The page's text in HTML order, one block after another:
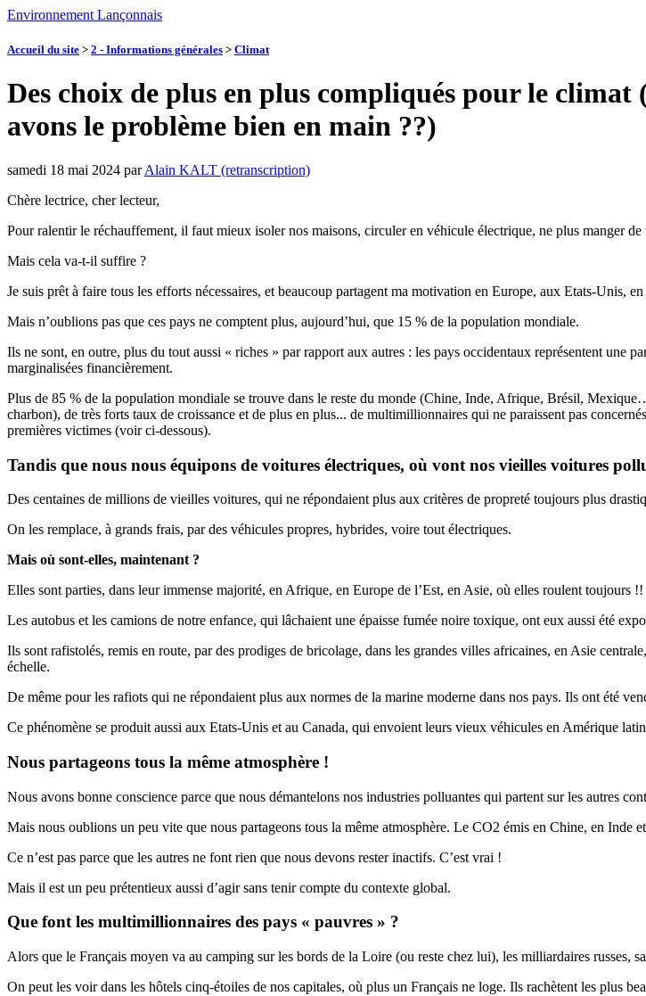
Environnement Lançonnais
Accueil du site > 2 - Informations générales > Climat
Des choix de plus en plus compliqués pour le
avons le problème bien en main ??)
samedi 18 mai 2024 parAlain KALT (retranscription)
Chère lectrice, cher lecteur,
Pour ralentir le réchauffement, il faut mieux isoler nos maisons, circuler en véhicule électrique, ne plus manger de
Mais cela va-t-il suffire ?
Je suis prêt à faire tous les efforts nécessaires, et beaucoup partagent ma motivation en Europe, aux Etats-Unis,
Mais n’oublions pas que ces pays ne comptent plus, aujourd’hui, que 15 % de la population mondiale.
Ils ne sont, en outre, plus du tout aussi « riches » par rapport aux autres : les pays occidentaux représentent une
marginalisées financièrement.
Plus de 85 % de la population mondiale se trouve dans le reste du monde (Chine, Inde, Afrique, Brésil,
charbon), de très forts taux de croissance et de plus en plus... de multimillionnaires qui ne paraissent pas
premières victimes (voir ci-dessous).
Tandis que nous nous équipons de voitures électriques, où vont nos vieilles voitures
Des centaines de millions de vieilles voitures, qui ne répondaient plus aux critères de propreté toujours plus
On les remplace, à grands frais, par des véhicules propres, hybrides, voire tout électriques.
Mais où sont-elles, maintenant ?
Elles sont parties, dans leur immense majorité, en Afrique, en Europe de l’Est, en Asie, où elles roulent toujours !!
Les autobus et les camions de notre enfance, qui lâchaient une épaisse fumée noire toxique, ont eux aussi été
Ils sont rafistolés, remis en route, par des prodiges de bricolage, dans les grandes villes africaines, en Asie
échelle.
De même pour les rafiots qui ne répondaient plus aux normes de la marine moderne dans nos pays. Ils ont été
Ce phénomène se produit aussi aux Etats-Unis et au Canada, qui envoient leurs vieux véhicules en Amérique
Nous partageons tous la même atmosphère !
Nous avons bonne conscience parce que nous démantelons nos industries polluantes qui partent sur les autres
Mais nous oublions un peu vite que nous partageons tous la même atmosphère. Le CO2 émis en Chine, en Inde
Ce n’est pas parce que les autres ne font rien que nous devons rester inactifs. C’est vrai !
Mais il est un peu prétentieux aussi d’agir sans tenir compte du contexte global.
Que font les multimillionnaires des pays « pauvres » ?
Alors que le Français moyen va au camping sur les bords de la Loire (ou reste chez lui), les milliardaires russes,
On peut les voir dans les hôtels cinq-étoiles de nos capitales, où plus un Français ne loge. Ils rachètent les plus